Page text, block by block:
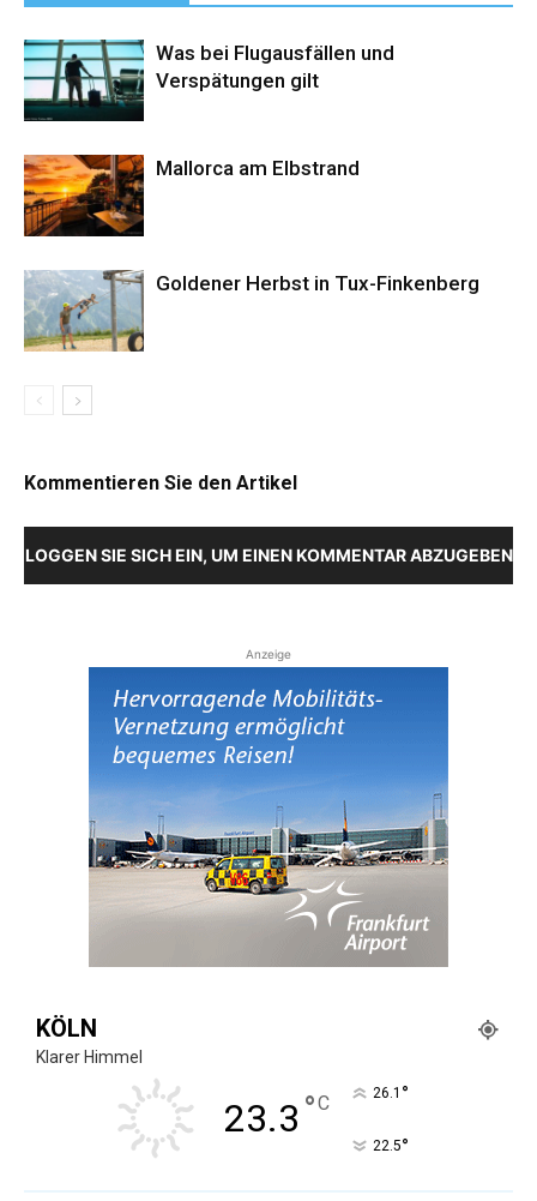
Was bei Flugausfällen und
Verspätungen gilt
Mallorca am Elbstrand
Goldener Herbst in Tux-Finkenberg
Kommentieren Sie den Artikel
LOGGEN SIE SICH EIN, UM EINEN KOMMENTAR ABZUGEBEN
Anzeige
KÖLN
Klarer Himmel
23.3 °C 26.1 °
22.5°